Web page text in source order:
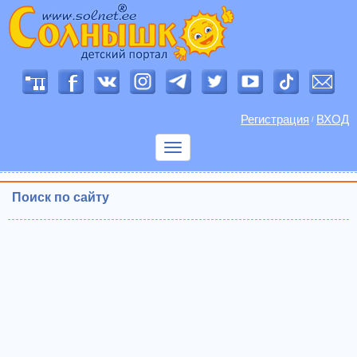
Регистрация / ВХОД
Показать
Поиск по сайту